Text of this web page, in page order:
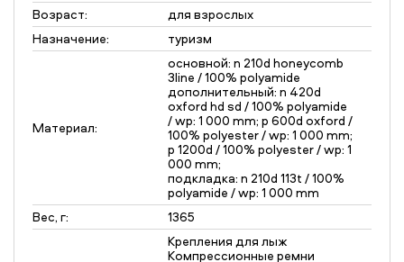
Возраст:
для взрослых
Назначение:
туризм
Материал:
основной: n 210d honeycomb
3line / 100% polyamide
дополнительный: n 420d
oxford hd sd / 100% polyamide
/ wp: 1 000 mm; p 600d oxford /
100% polyester / wp: 1 000 mm;
p 1200d / 100% polyester / wp: 1
000 mm;
подкладка: n 210d 113t / 100%
polyamide / wp: 1 000 mm
Вес, г:
1365
Крепления для лыж
Компрессионные ремни